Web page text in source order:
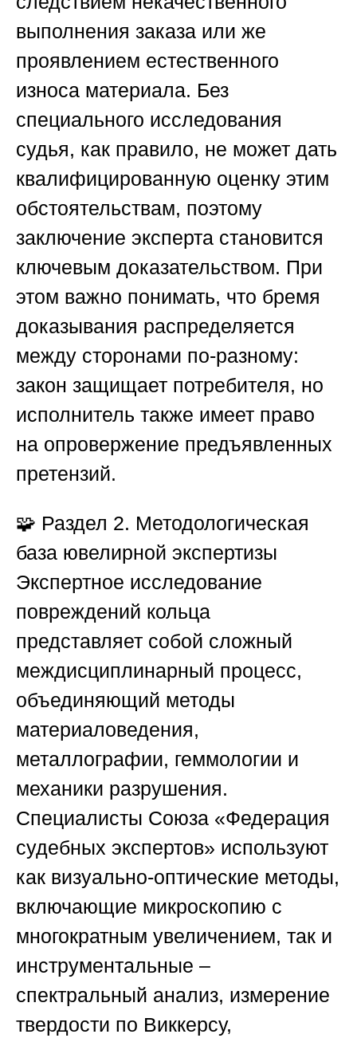
выполнения заказа или же
проявлением естественного
износа материала. Без
специального исследования
судья, как правило, не может дать
квалифицированную оценку этим
обстоятельствам, поэтому
заключение эксперта становится
ключевым доказательством. При
этом важно понимать, что бремя
доказывания распределяется
между сторонами по-разному:
закон защищает потребителя, но
исполнитель также имеет право
на опровержение предъявленных
претензий.
🧩 Раздел 2. Методологическая
база ювелирной экспертизы
Экспертное исследование
повреждений кольца
представляет собой сложный
междисциплинарный процесс,
объединяющий методы
материаловедения,
металлографии, геммологии и
механики разрушения.
Специалисты Союза «Федерация
судебных экспертов» используют
как визуально-оптические методы,
включающие микроскопию с
многократным увеличением, так и
инструментальные –
спектральный анализ, измерение
твердости по Виккерсу,